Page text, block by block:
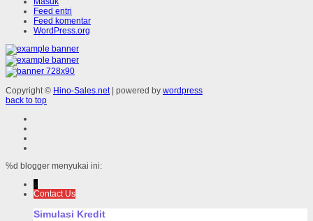
Feed entri
Feed komentar
WordPress.org
Copyright © Hino-Sales.net| powered by wordpress
back to top
%d blogger menyukai ini:
↓
Contact Us
Simulasi Kredit